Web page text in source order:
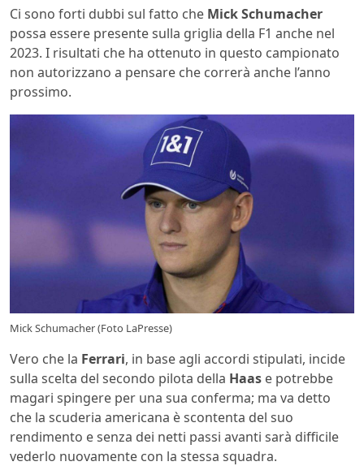
Ci sono forti dubbi sul fatto che Mick Schumacher
possa essere presente sulla griglia della F1 anche nel
2023. I risultati che ha ottenuto in questo campionato
non autorizzano a pensare che correrà anche l’anno
prossimo.
Mick Schumacher (Foto LaPresse)
Vero che la Ferrari, in base agli accordi stipulati, incide
sulla scelta del secondo pilota della Haas e potrebbe
magari spingere per una sua conferma; ma va detto
che la scuderia americana è scontenta del suo
rendimento e senza dei netti passi avanti sarà difficile
vederlo nuovamente con la stessa squadra.